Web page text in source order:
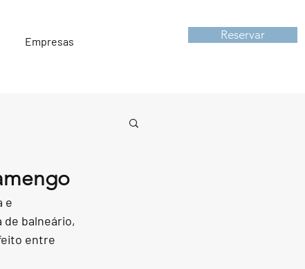
Empresas Reservar
e
de balneário,
entre